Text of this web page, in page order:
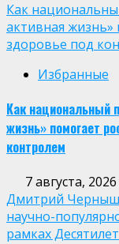
Как
активная жизнь»
здоровье под
Избранные
Как национальный
жизнь» помогает
контролем
7 августа, 2026
Дмитрий
научно-
рамках